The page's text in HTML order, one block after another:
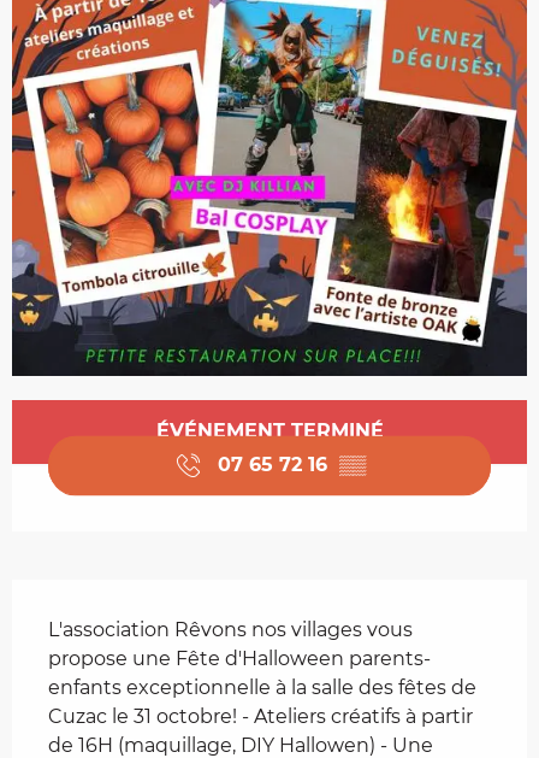
Ouverture et coordonnées
ÉVÉNEMENT TERMINÉ
07 65 72 16 ▒▒
L'association Rêvons nos villages vous
propose une Fête d'Halloween parents-
enfants exceptionnelle à la salle des fêtes de
Cuzac le 31 octobre! - Ateliers créatifs à partir
de 16H (maquillage, DIY Hallowen) - Une